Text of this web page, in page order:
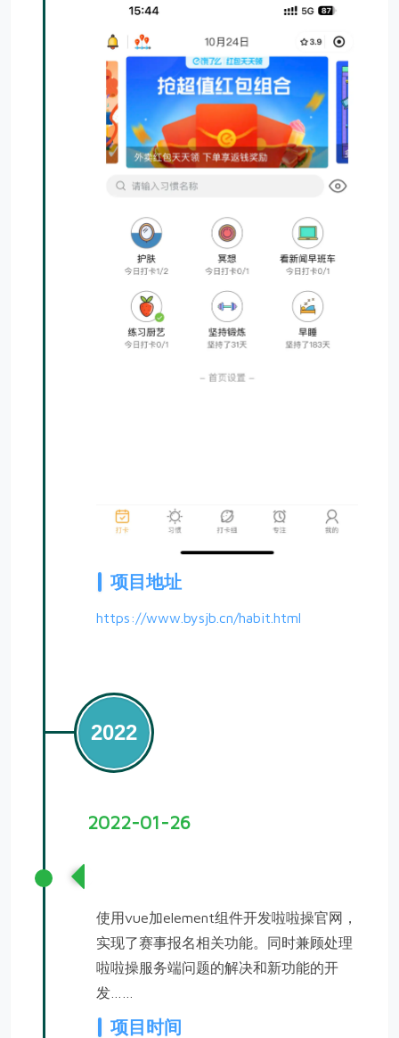
项目地址
https://www.bysjb.cn/habit.html
2022
2022-01-26
使用vue加element组件开发啦啦操官网，
实现了赛事报名相关功能。同时兼顾处理
啦啦操服务端问题的解决和新功能的开
发……
项目时间